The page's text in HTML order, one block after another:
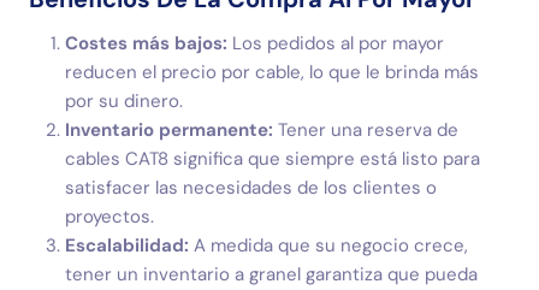
Costes más bajos: Los pedidos al por mayor
reducen el precio por cable, lo que le brinda más
por su dinero.
Inventario permanente: Tener una reserva de
cables CAT8 significa que siempre está listo para
satisfacer las necesidades de los clientes o
proyectos.
Escalabilidad: A medida que su negocio crece,
tener un inventario a granel garantiza que pueda